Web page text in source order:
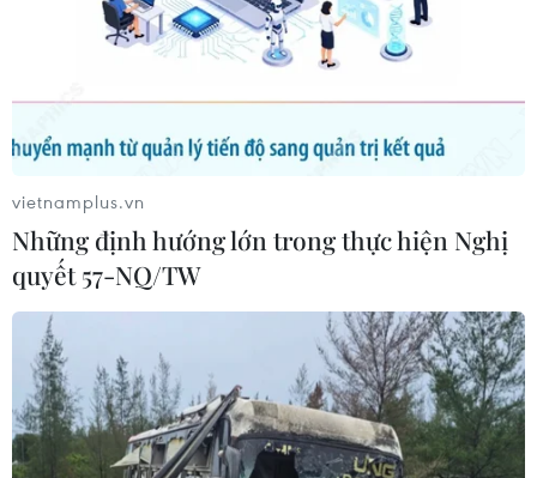
vietnamplus.vn
Những định hướng lớn trong thực hiện Nghị
quyết 57-NQ/TW